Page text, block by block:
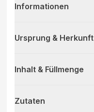
Informationen
Ursprung & Herkunft
Inhalt & Füllmenge
Zutaten